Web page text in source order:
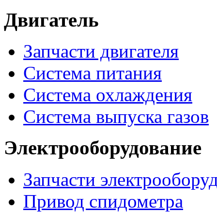
Двигатель
Запчасти двигателя
Система питания
Система охлаждения
Система выпуска газов
Электрооборудование
Запчасти
Привод спидометра